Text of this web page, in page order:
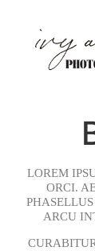
LOREM
ORCI.
ARCU